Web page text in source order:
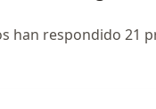
han respondido 21